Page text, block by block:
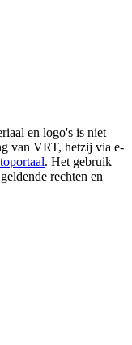
en logo's is niet
van VRT, hetzij via e-
. Het gebruik
rechten en